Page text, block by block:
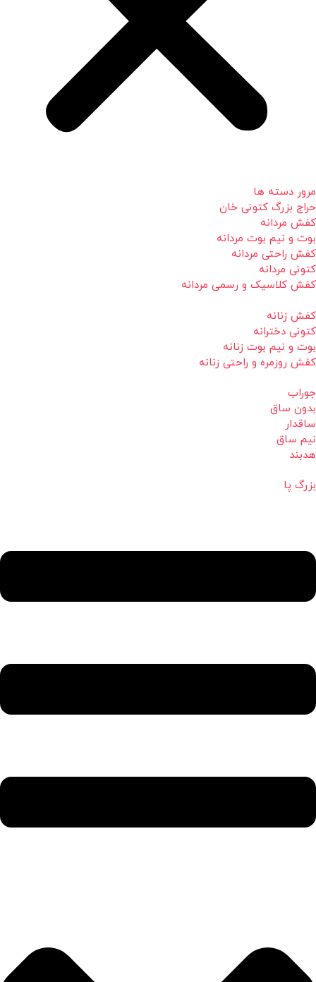
مرور دسته ها
حراج بزرگ کتونی خان
کفش مردانه
بوت و نیم بوت مردانه
کفش راحتی مردانه
کتونی مردانه
کفش کلاسیک و رسمی مردانه
کفش زنانه
کتونی دخترانه
بوت و نیم بوت زنانه
کفش روزمره و راحتی زنانه
جوراب
بدون ساق
ساقدار
نیم ساق
هدبند
بزرگ پا